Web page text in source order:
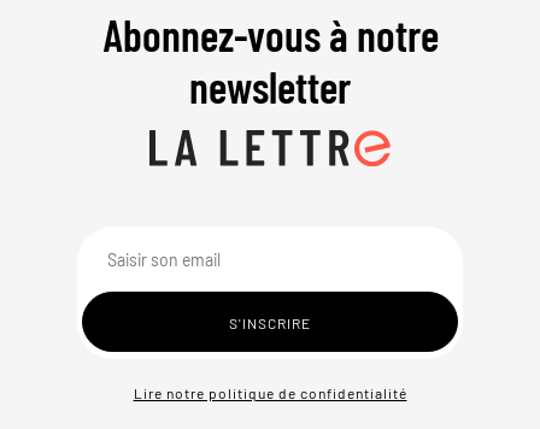
Abonnez-vous à notre
newsletter
Lire notre politique de confidentialité